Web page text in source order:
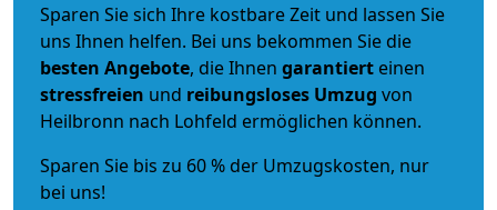
Sparen Sie sich Ihre kostbare Zeit und lassen Sie
uns Ihnen helfen. Bei uns bekommen Sie die
besten Angebote, die Ihnen garantiert einen
stressfreien und reibungsloses Umzug von
Heilbronn nach Lohfeld ermöglichen können.
Sparen Sie bis zu 60 % der Umzugskosten, nur
bei uns!